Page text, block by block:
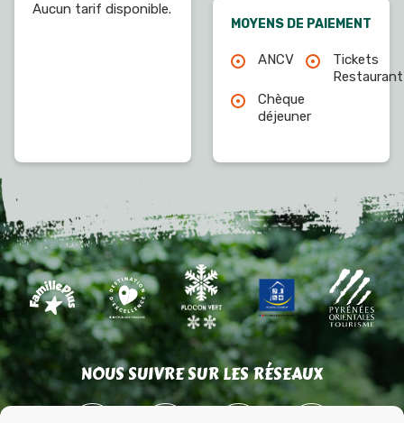
Aucun tarif disponible.
MOYENS DE PAIEMENT
ANCV
Tickets
Restaurant
Chèque
déjeuner
NOUS SUIVRE SUR LES RÉSEAUX